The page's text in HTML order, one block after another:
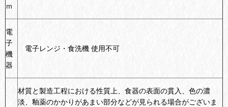
ｍ
電
子
機
器
電子レンジ・食洗機 使用不可
材質と製造工程における性質上、食器の表面の貫入、色の濃
淡、釉薬のかかりがあまい部分などが見られる場合がございま